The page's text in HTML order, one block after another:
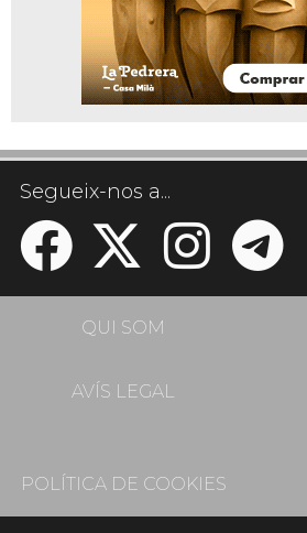
Segueix-nos a...
QUI SOM
AVÍS LEGAL
POLÍTICA DE COOKIES